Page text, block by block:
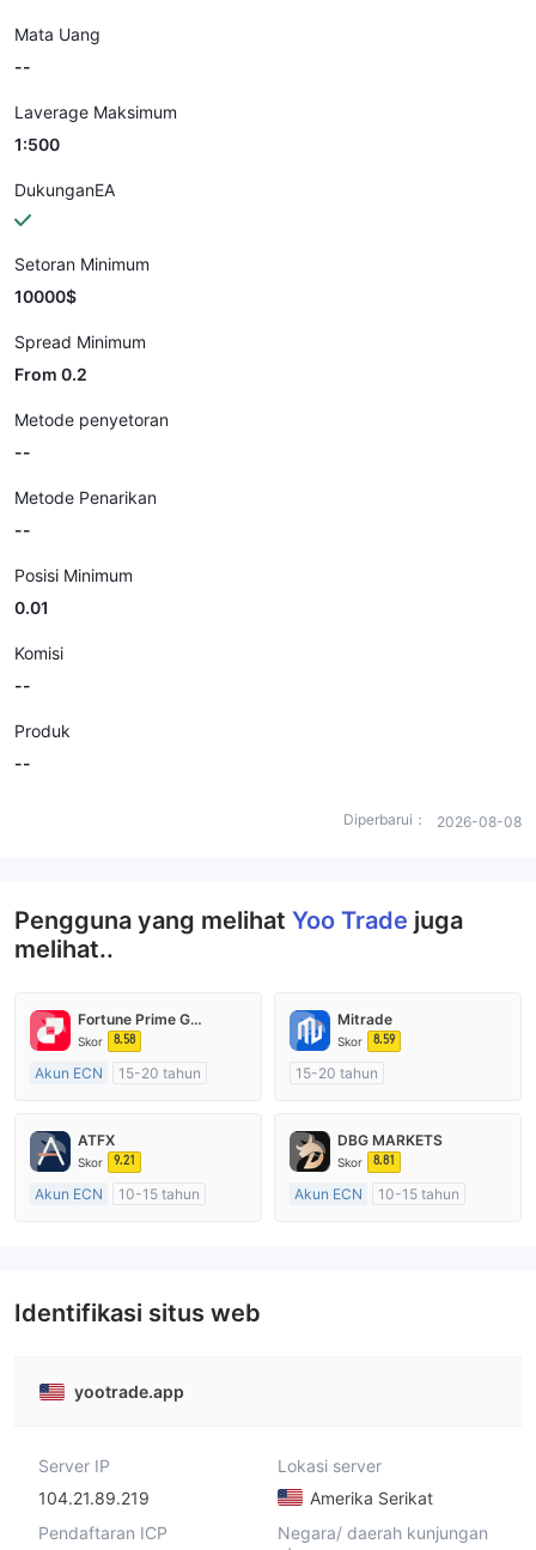
Mata Uang
--
Laverage Maksimum
1:500
DukunganEA
Setoran Minimum
10000$
Spread Minimum
From 0.2
Metode penyetoran
--
Metode Penarikan
--
Posisi Minimum
0.01
Komisi
--
Produk
--
Diperbarui： 2026-08-08
Pengguna yang melihat Yoo Trade juga
melihat..
Fortune Prime Global
Skor 8.58
Akun ECN
15-20 tahun
Market Maker (MM)
Lisensi Penuh MT4
Mitrade
Skor 8.59
15-20 tahun
Market Maker (MM)
Penelitian mandiri
ATFX
Skor 9.21
Akun ECN
10-15 tahun
DBG MARKETS
Skor 8.81
Akun ECN
10-15 tahun
Identifikasi situs web
yootrade.app
Server IP
104.21.89.219
Lokasi server
Amerika Serikat
Pendaftaran ICP
Negara/ daerah kunjungan